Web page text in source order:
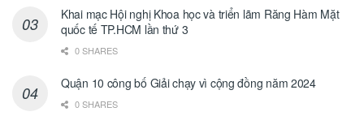
Khai mạc Hội nghị Khoa học và triển lãm Răng Hàm Mặt
quốc tế TP.HCM lần thứ 3
0 SHARES
Quận 10 công bố Giải chạy vì cộng đồng năm 2024
0 SHARES